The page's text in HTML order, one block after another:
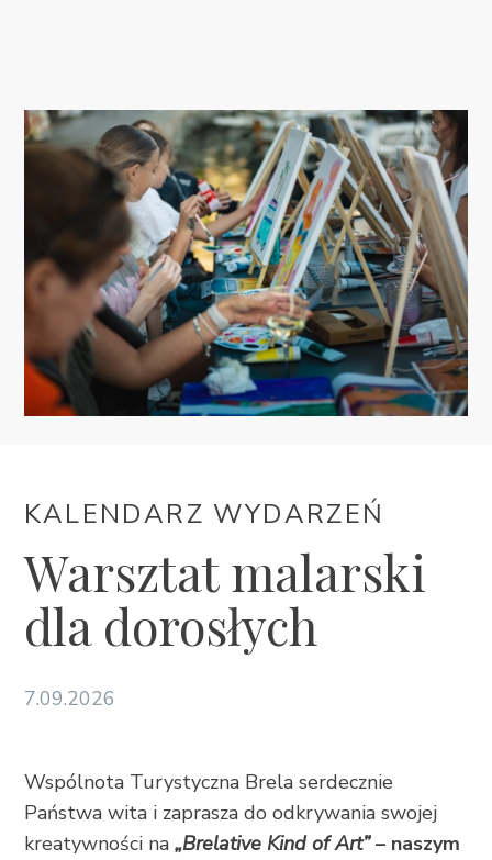
KALENDARZ WYDARZEŃ
INFORMACJE
+385 21 618 337
Call us
FOLLOW US
KALENDARZ WYDARZEŃ
Warsztat malarski
dla dorosłych
7.09.2026
Wspólnota Turystyczna Brela serdecznie
Państwa wita i zaprasza do odkrywania swojej
kreatywności na „Brelative Kind of Art”– naszym